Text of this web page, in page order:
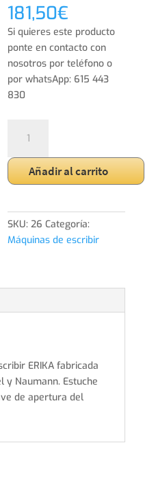
181,50€
Si quieres este producto
ponte en contacto con
nosotros por teléfono o
por whatsApp: 615 443
830
máquina
de
escribirAñadir al carrito
SKU:26 Categoría:
Máquinas de escribir
ERIKA fabricada
y Naumann. Estuche
de apertura del